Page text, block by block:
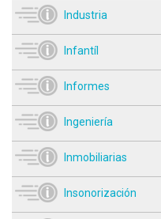
Industria
Infantíl
Informes
Ingeniería
Inmobiliarias
Insonorización